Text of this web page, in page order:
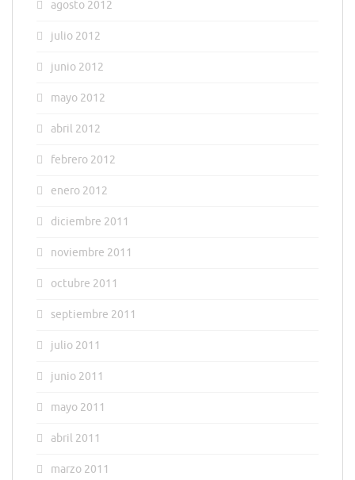
agosto 2012
julio 2012
junio 2012
mayo 2012
abril 2012
febrero 2012
enero 2012
diciembre 2011
noviembre 2011
octubre 2011
septiembre 2011
julio 2011
junio 2011
mayo 2011
abril 2011
marzo 2011